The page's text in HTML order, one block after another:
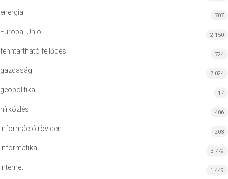
energia 707
Európai Unió 2 150
fenntartható fejlődés 724
gazdaság 7 024
geopolitika 17
hírközlés 406
információ röviden 203
informatika 3 779
Internet 1 449